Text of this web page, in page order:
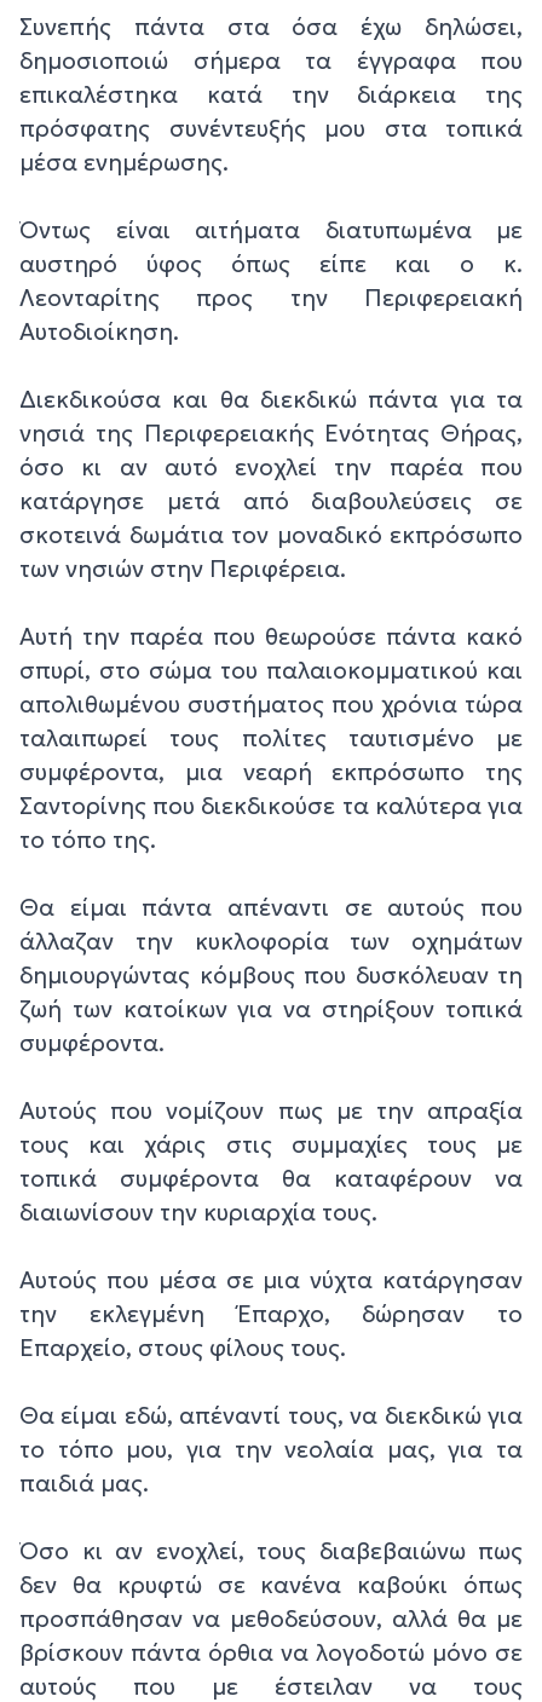
Συνεπής πάντα στα όσα έχω δηλώσει,
δημοσιοποιώ σήμερα τα έγγραφα που
επικαλέστηκα κατά την διάρκεια της
πρόσφατης συνέντευξής μου στα τοπικά
μέσα ενημέρωσης.
Όντως είναι αιτήματα διατυπωμένα με
αυστηρό ύφος όπως είπε και ο κ.
Λεονταρίτης προς την Περιφερειακή
Αυτοδιοίκηση.
Διεκδικούσα και θα διεκδικώ πάντα για τα
νησιά της Περιφερειακής Ενότητας Θήρας,
όσο κι αν αυτό ενοχλεί την παρέα που
κατάργησε μετά από διαβουλεύσεις σε
σκοτεινά δωμάτια τον μοναδικό εκπρόσωπο
των νησιών στην Περιφέρεια.
Αυτή την παρέα που θεωρούσε πάντα κακό
σπυρί, στο σώμα του παλαιοκομματικού και
απολιθωμένου συστήματος που χρόνια τώρα
ταλαιπωρεί τους πολίτες ταυτισμένο με
συμφέροντα, μια νεαρή εκπρόσωπο της
Σαντορίνης που διεκδικούσε τα καλύτερα για
το τόπο της.
Θα είμαι πάντα απέναντι σε αυτούς που
άλλαζαν την κυκλοφορία των οχημάτων
δημιουργώντας κόμβους που δυσκόλευαν τη
ζωή των κατοίκων για να στηρίξουν τοπικά
συμφέροντα.
Αυτούς που νομίζουν πως με την απραξία
τους και χάρις στις συμμαχίες τους με
τοπικά συμφέροντα θα καταφέρουν να
διαιωνίσουν την κυριαρχία τους.
Αυτούς που μέσα σε μια νύχτα κατάργησαν
την εκλεγμένη Έπαρχο, δώρησαν το
Επαρχείο, στους φίλους τους.
Θα είμαι εδώ, απέναντί τους, να διεκδικώ για
το τόπο μου, για την νεολαία μας, για τα
παιδιά μας.
Όσο κι αν ενοχλεί, τους διαβεβαιώνω πως
δεν θα κρυφτώ σε κανένα καβούκι όπως
προσπάθησαν να μεθοδεύσουν, αλλά θα με
βρίσκουν πάντα όρθια να λογοδοτώ μόνο σε
αυτούς που με έστειλαν να τους